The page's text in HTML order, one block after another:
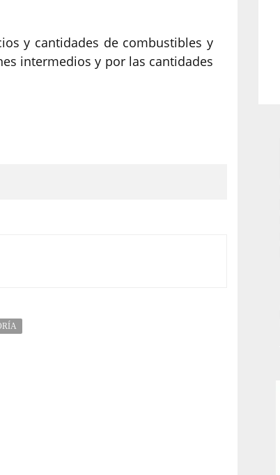
y cantidades de combustibles y
intermedios y por las cantidades